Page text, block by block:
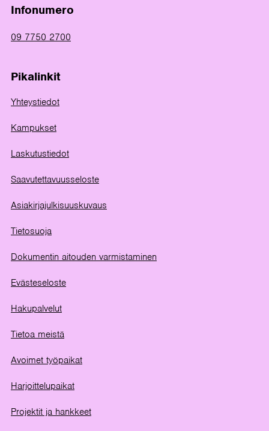
Infonumero
09 7750 2700
Pikalinkit
Yhteystiedot
Kampukset
Laskutustiedot
Saavutettavuusseloste
Asiakirjajulkisuuskuvaus
Tietosuoja
Dokumentin aitouden varmistaminen
Evästeseloste
Hakupalvelut
Tietoa meistä
Avoimet työpaikat
Harjoittelupaikat
Projektit ja hankkeet